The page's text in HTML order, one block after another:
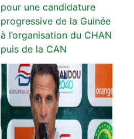
pour une candidature
progressive de la Guinée
à l’organisation du CHAN
puis de la CAN